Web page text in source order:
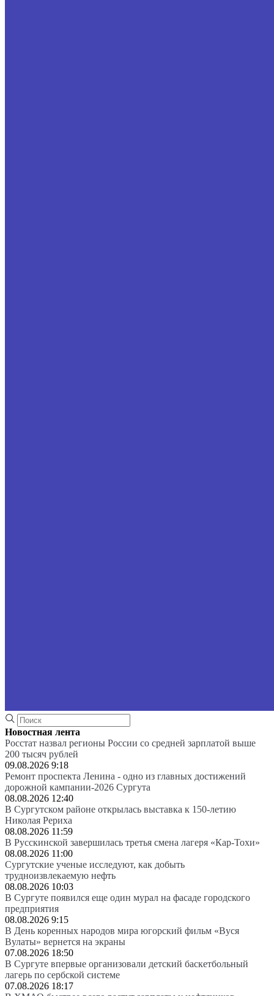
Новостная лента
Росстат назвал регионы России со средней зарплатой выше
200 тысяч рублей
09.08.2026 9:18
Ремонт проспекта Ленина - одно из главных достижений
дорожной кампании-2026 Сургута
08.08.2026 12:40
В Сургутском районе открылась выставка к 150-летию
Николая Рериха
08.08.2026 11:59
В Русскинской завершилась третья смена лагеря «Кар-Тохи»
08.08.2026 11:00
Сургутские ученые исследуют, как добыть
трудноизвлекаемую нефть
08.08.2026 10:03
В Сургуте появился еще один мурал на фасаде городского
предприятия
08.08.2026 9:15
В День коренных народов мира югорский фильм «Вуся
Вулаты» вернется на экраны
07.08.2026 18:50
В Сургуте впервые организовали детский баскетбольный
лагерь по сербской системе
07.08.2026 18:17